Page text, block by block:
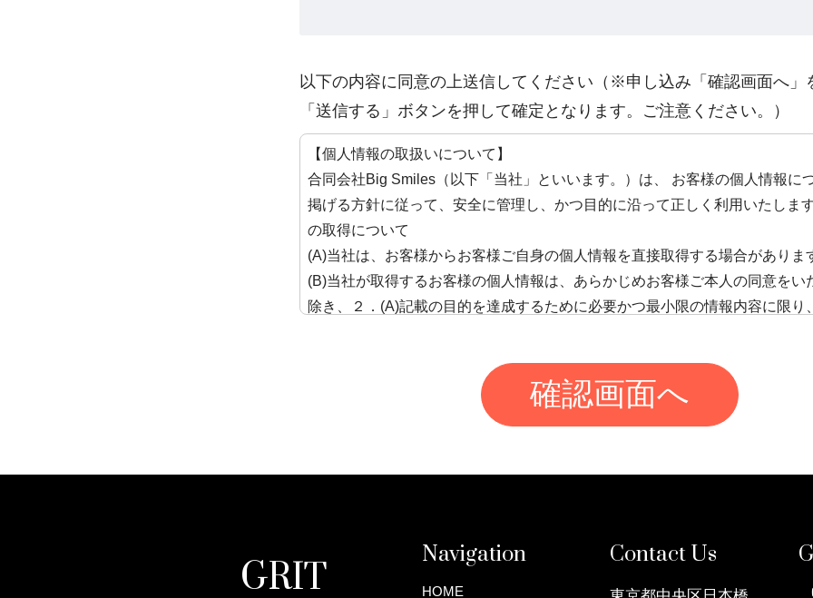
以下の内容に同意の上送信してください（※申し込み「確認画面へ」
「送信する」ボタンを押して確定となります。ご注意ください。）
【個人情報の取扱いについて】
合同会社Big Smiles（以下「当社」といいます。）は、 お客様の個人情報に
掲げる方針に従って、安全に管理し、かつ目的に沿って正しく利用いたしま
の取得について
(A)当社は、お客様からお客様ご自身の個人情報を直接取得する場合がありま
(B)当社が取得するお客様の個人情報は、あらかじめお客様ご本人の同意をい
除き、２．(A)記載の目的を達成するために必要かつ最小限の情報内容に限り
(A)当社では、あらかじめお客様ご本人の同意をいただいた場合を除き、当社
様ご自身の個人情報を、商品情報・サービス情報・各種キャンペーン等のご
の当社がお客様から取得したお客様以外の個人情報については、今後の商品
画・商品・サービス開発・購買分析等の目的に限り利用し、商品情報・サー
GRIT
Navigation
HOME
Contact Us